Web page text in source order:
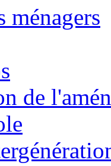
ménagers
de